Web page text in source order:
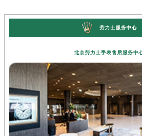
劳力士服务中心
北京劳力士手表售后服务中